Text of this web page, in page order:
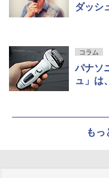
ダッシ
コラム
パナソ
ュ」は
もっ